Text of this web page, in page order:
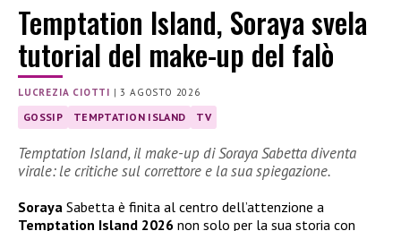
Temptation Island, Soraya svela
tutorial del make-up del falò
LUCREZIA CIOTTI |3 AGOSTO 2026
GOSSIP TEMPTATION ISLAND TV
Temptation Island, il make-up di Soraya Sabetta diventa
virale: le critiche sul correttore e la sua spiegazione.
Soraya Sabetta è finita al centro dell’attenzione a
Temptation Island 2026 non solo per la sua storia con